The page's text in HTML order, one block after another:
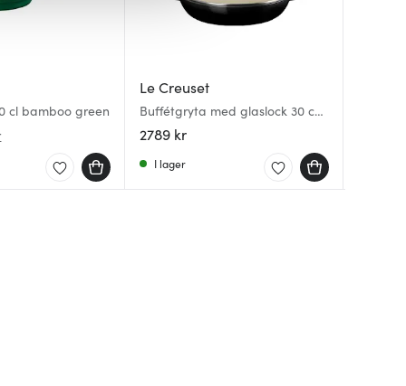
cl bamboo green
Le Creuset
Buffétgryta med glaslock 30 cm
3,5 L Black
2789 kr
I lager